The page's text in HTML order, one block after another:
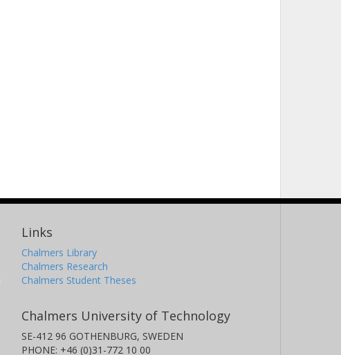
Links
Chalmers Library
Chalmers Research
Chalmers Student Theses
Chalmers University of Technology
SE-412 96 GOTHENBURG, SWEDEN
PHONE: +46 (0)31-772 10 00